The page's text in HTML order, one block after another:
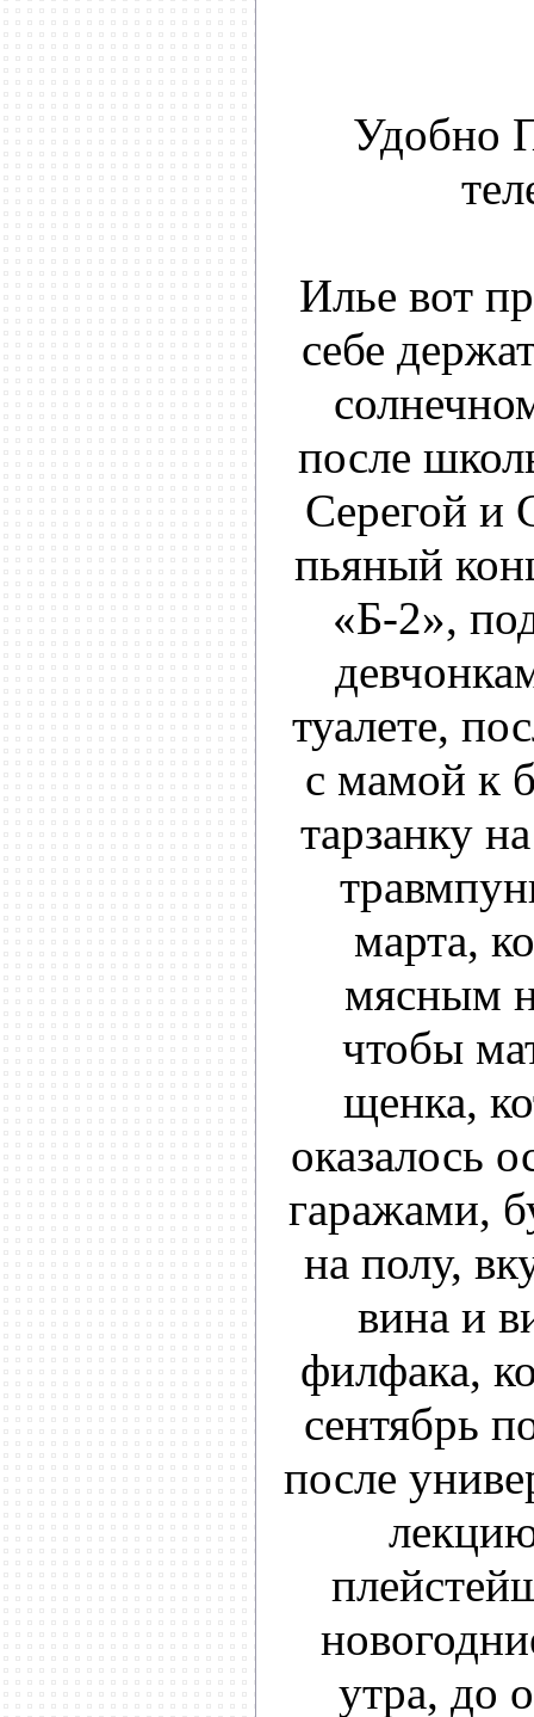
Удобно
Илье вот
себе
после
Серегой и
пьяный
«Б-2»,
туалете,
с мамой к
тарзанку
марта,
мясным
чтобы
щенка,
оказалось
гаражами,
на полу,
вина и
филфака,
сентябрь
после
утра, до